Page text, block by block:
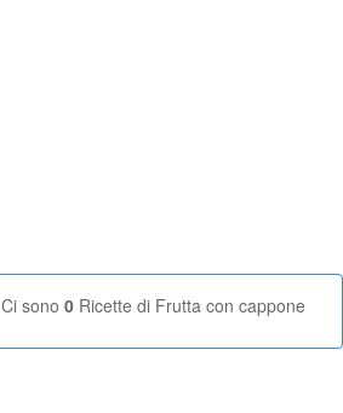
Ci sono 0 Ricette di Frutta con cappone